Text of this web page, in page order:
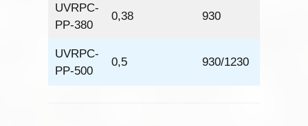
UVRPC-
PP-380
0,38 930
UVRPC-
PP-500
0,5 930/1230